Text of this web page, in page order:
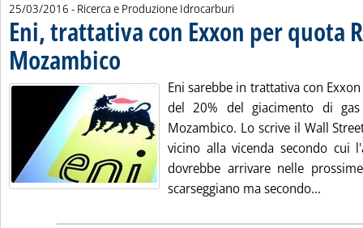
25/03/2016 - Ricerca e Produzione Idrocarburi
Eni, trattativa con Exxon per quota
Mozambico . Pubblicata venerdì 25 marzo 2016 alle 12.28.
Eni sarebbe in trattativa con
del 20% del giacimento di
Mozambico. Lo scrive il Wall
vicino alla vicenda secondo cui
dovrebbe arrivare nelle
scarseggiano ma secondo...